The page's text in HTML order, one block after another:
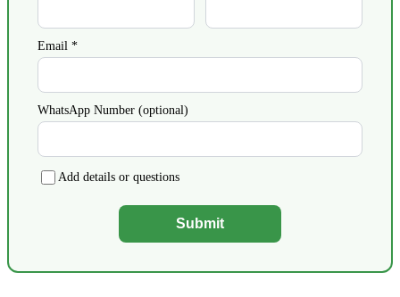
Email *
WhatsApp Number (optional)
Add details or questions
Submit